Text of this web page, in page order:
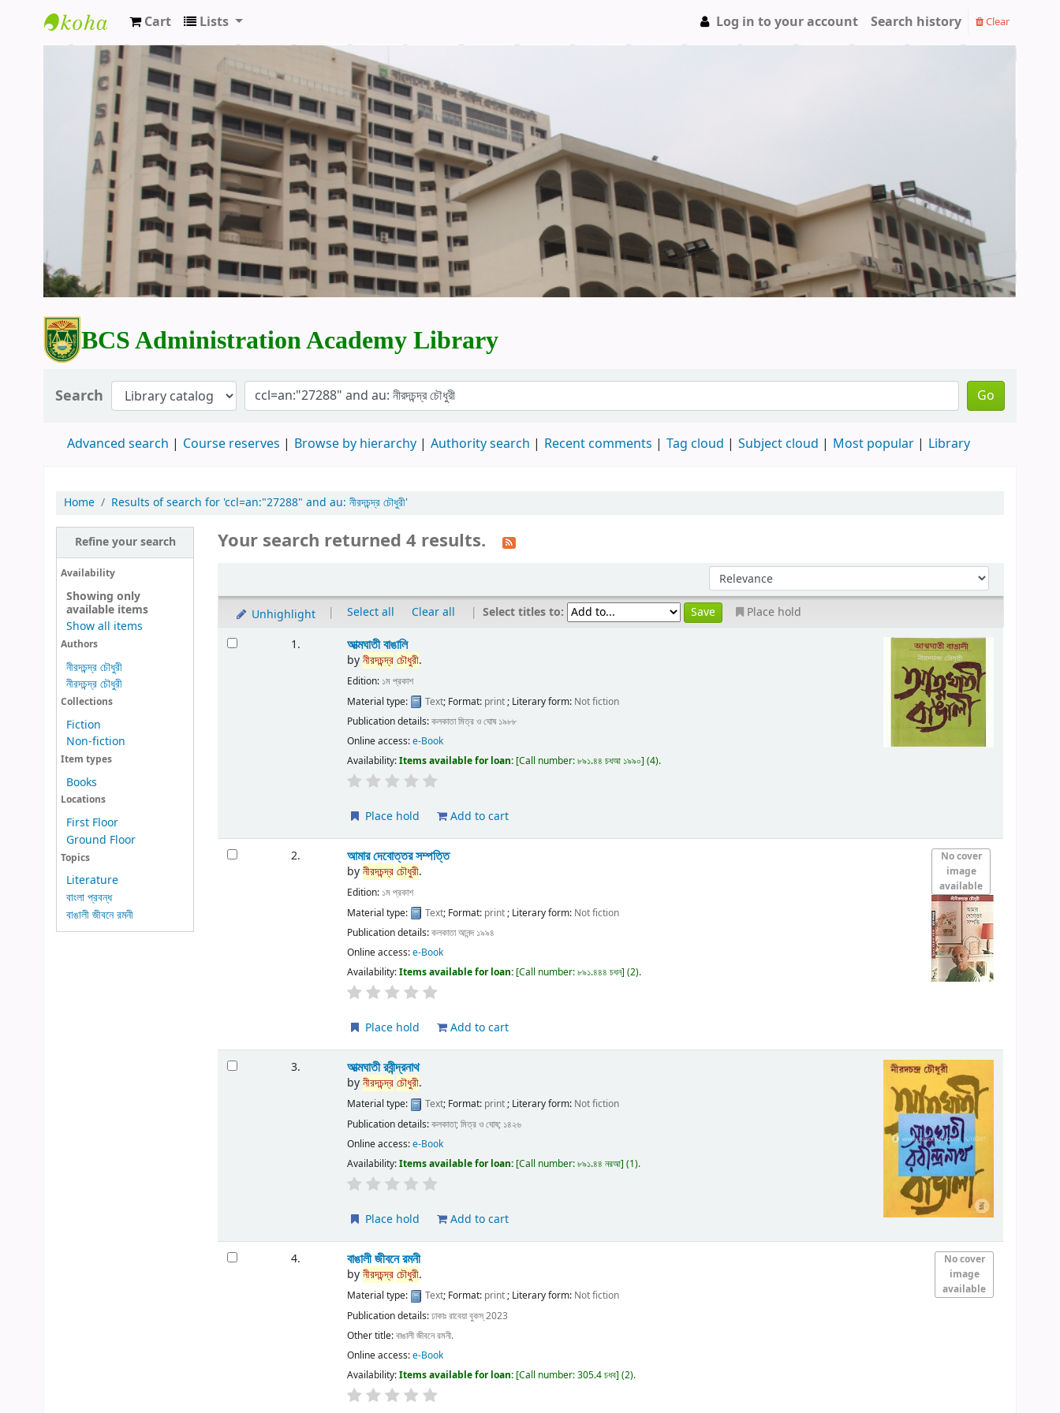
BCS Administration Academy Library
Cart Lists Log in to your account Search history Clear
BCS Administration Academy Library
Search Go
Advanced search Course reserves Browse by hierarchy Authority search Recent comments Tag cloud Subject cloud Most popular Library
Home Results of search for 'ccl=an:"27288" and au: নীরদচন্দ্র চৌধুরী'
Refine your search
Availability
Showing only
available items
Show all items
Authors
নীরদচন্দ্র চৌধুরী
নীরদচন্দ্র চৌধুরী
Collections
Fiction
Non-fiction
Item types
Books
Locations
First Floor
Ground Floor
Topics
Literature
বাংলা প্রবন্ধ
বাঙালী জীবনে রমনী
Your search returned 4 results.
Unhighlight | Select all Clear all | Select titles to:
Place hold
1.
আত্মঘাতী বাঙালি
byনীরদচন্দ্র চৌধুরী.
Edition: ১ম প্রকাশ
Material type:
Text; Format: print ; Literary form: Not fiction
Publication details:কলকাতামিত্র ও ঘোষ ১৯৮৮
Online access:e-Book
Availability:Items available for loan: Call number:৮৯১.৪৪ চধআ ১৯৯০ (4).
Place hold Add to cart
2.
No cover
image
available
আমার দেবোত্তর সম্পত্তি
byনীরদচন্দ্র চৌধুরী.
Edition: ১ম প্রকাশ
Material type:
Text; Format: print; Literary form: Not fiction
Publication details:কলকাতাআনন্দ ১৯৯৪
Online access:e-Book
Availability:Items available for loan: Call number:৮৯১.৪৪৪ চধন (2).
Place hold Add to cart
3. আত্মঘাতী রবীন্দ্রনাথ
byনীরদচন্দ্র চৌধুরী.
Material type: Text; Format: print; Literary form: Not fiction
Publication details:কলকাতা;মিত্র ও ঘোষ; ১৪২৬
Online access:e-Book
Availability:Items available for loan: Call number:৮৯১.৪৪ নরআ (1).
Place hold Add to cart
4.
No cover
image
available
বাঙালী জীবনে রমনী
byনীরদচন্দ্র চৌধুরী.
Material type: Text; Format: print; Literary form: Not fiction
Publication details:ঢাকাঃরাবেয়া বুকস্2023
Other title:বাঙালী জীবনে রমনী.
Online access:e-Book
Availability:Items available for loan: Call number:305.4 চধব (2).